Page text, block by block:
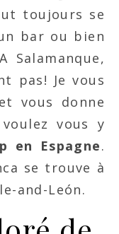
toujours se
bar ou bien
Salamanque,
pas! Je vous
vous donne
vous y
en Espagne.
se trouve à
and-León.